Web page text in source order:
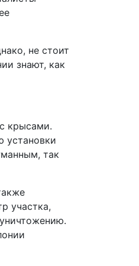
не стоит
знают, как
крысами.
установки
так
участка,